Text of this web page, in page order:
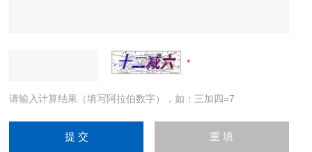
请输入计算结果（填写阿拉伯数字），如：三加四=7